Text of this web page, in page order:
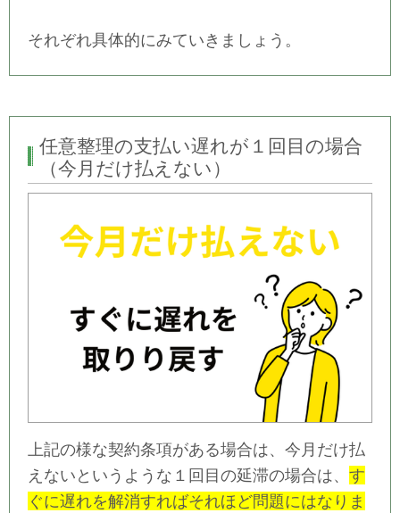
それぞれ具体的にみていきましょう。
任意整理の支払い遅れが１回目の場合
（今月だけ払えない）
上記の様な契約条項がある場合は、今月だけ払
えないというような１回目の延滞の場合は、 す
ぐに遅れを解消すればそれほど問題にはなりま